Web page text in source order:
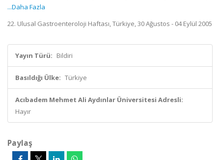
...Daha Fazla
22. Ulusal Gastroenteroloji Haftası, Türkiye, 30 Ağustos - 04 Eylül 2005
Yayın Türü: Bildiri
Basıldığı Ülke: Türkiye
Acıbadem Mehmet Ali Aydınlar Üniversitesi Adresli:
Hayır
Paylaş